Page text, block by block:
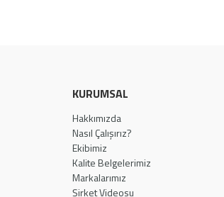
KURUMSAL
Hakkımızda
Nasıl Çalışırız?
Ekibimiz
Kalite Belgelerimiz
Markalarımız
Şirket Videosu